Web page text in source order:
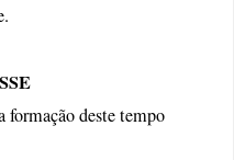
SSE
formação deste tempo